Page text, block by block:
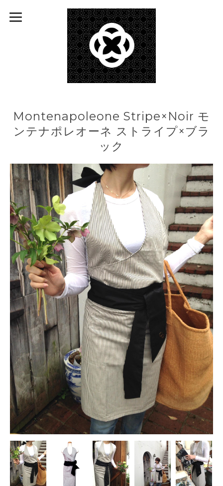
Montenapoleone Stripe×Noir モ
ンテナポレオーネ ストライプ×ブラ
ック